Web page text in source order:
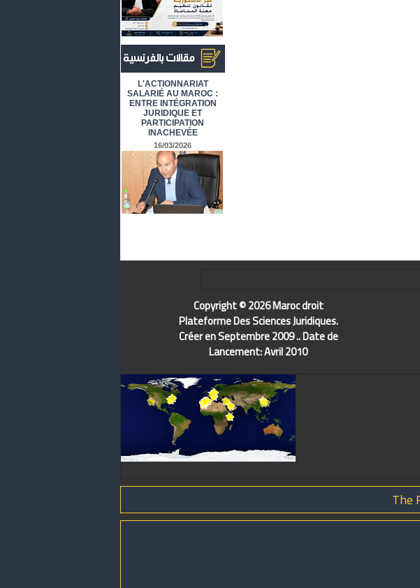
L'ACTIONNARIAT
SALARIÉ AU MAROC :
ENTRE INTÉGRATION
JURIDIQUE ET
PARTICIPATION
INACHEVÉE
16/03/2026
Copyright © 2026 Maroc droit
Plateforme Des Sciences Juridiques.
Créer en Septembre 2009 .. Date de
Lancement: Avril 2010